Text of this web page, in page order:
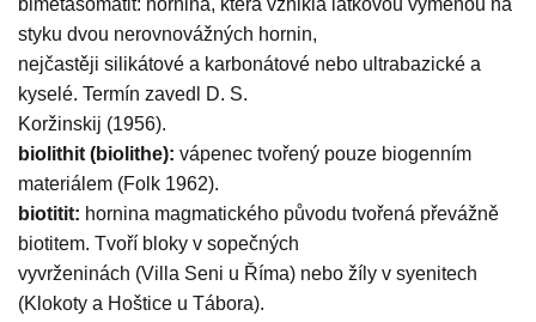
bimetasomatit: hornina, která vznikla látkovou výměnou na
styku dvou nerovnovážných hornin,
nejčastěji silikátové a karbonátové nebo ultrabazické a
kyselé. Termín zavedl D. S.
Koržinskij (1956).
biolithit (biolithe): vápenec tvořený pouze biogenním
materiálem (Folk 1962).
biotitit: hornina magmatického původu tvořená převážně
biotitem. Tvoří bloky v sopečných
vyvrženinách (Villa Seni u Říma) nebo žíly v syenitech
(Klokoty a Hoštice u Tábora).